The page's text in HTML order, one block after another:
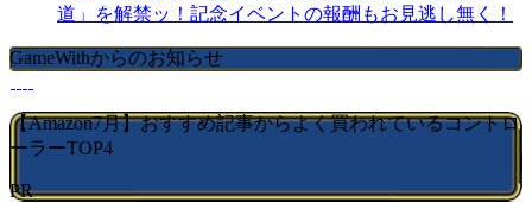
道」を解禁ッ！記念イベントの報酬もお見逃し無く！
GameWithからのお知らせ
【Amazon7月】おすすめ記事からよく買われているコントロ
ーラーTOP4
PR